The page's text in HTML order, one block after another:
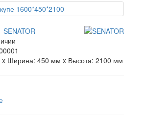
SENATOR
Ширина: 450 мм x Высота: 2100 мм